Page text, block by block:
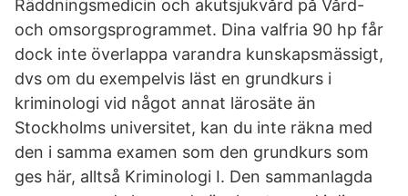
Räddningsmedicin och akutsjukvård på Vård-
och omsorgsprogrammet. Dina valfria 90 hp får
dock inte överlappa varandra kunskapsmässigt,
dvs om du exempelvis läst en grundkurs i
kriminologi vid något annat lärosäte än
Stockholms universitet, kan du inte räkna med
den i samma examen som den grundkurs som
ges här, alltså Kriminologi I. Den sammanlagda